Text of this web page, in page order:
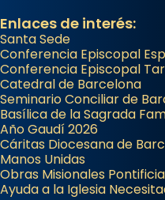
Enlaces de interés:
Santa Sede
Conferencia Episcopal
Conferencia Episcopal
Catedral de Barcelona
Seminario Conciliar de
Basílica de la Sagrada
Año Gaudí 2026
Cáritas Diocesana de
Manos Unidas
Obras Misionales
Ayuda a la Iglesia